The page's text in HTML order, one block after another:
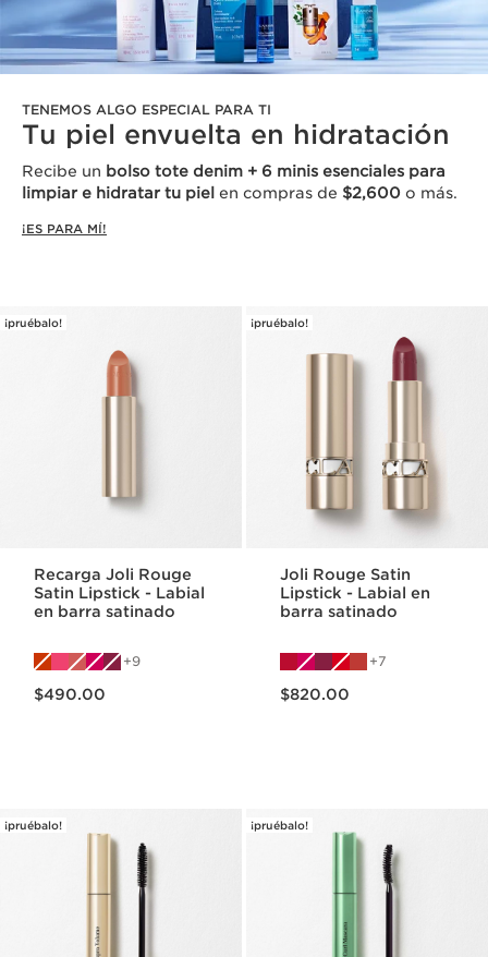
TENEMOS ALGO ESPECIAL PARA TI
Tu piel envuelta en hidratación
Recibe un bolso tote denim + 6 minis esenciales para
limpiar e hidratar tu piel en compras de $2,600 o más.
¡ES PARA MÍ!
¡pruébalo!
Recarga Joli Rouge
Satin Lipstick - Labial
en barra satinado
9
$490.00
¡pruébalo!
Joli Rouge Satin
Lipstick - Labial en
barra satinado
7
$820.00
¡pruébalo! ¡pruébalo!